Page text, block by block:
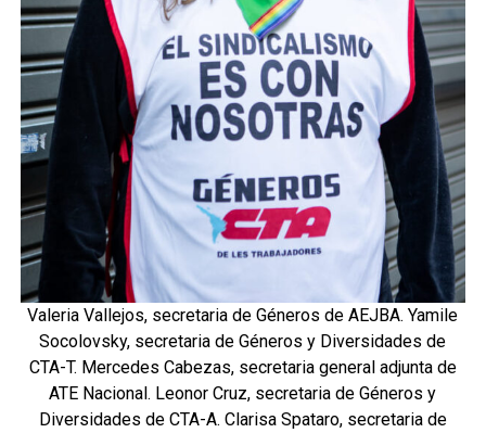
Valeria Vallejos, secretaria de Géneros de AEJBA. Yamile
Socolovsky, secretaria de Géneros y Diversidades de
CTA-T. Mercedes Cabezas, secretaria general adjunta de
ATE Nacional. Leonor Cruz, secretaria de Géneros y
Diversidades de CTA-A. Clarisa Spataro, secretaria de